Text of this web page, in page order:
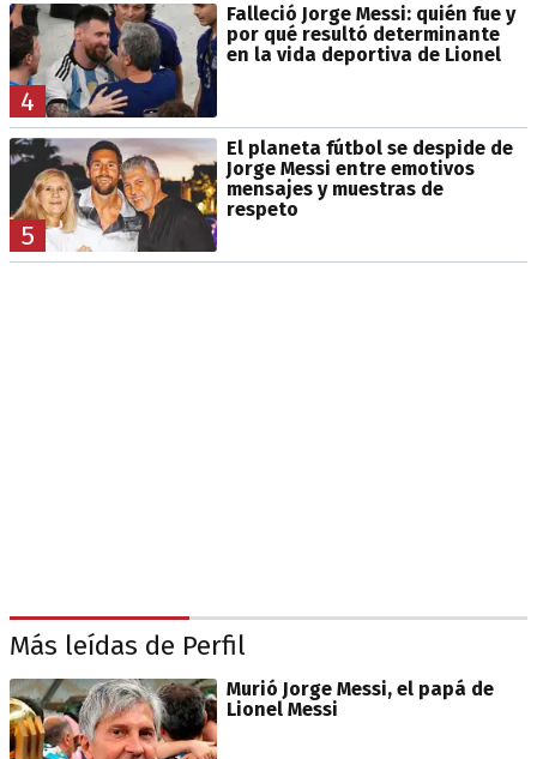
4
Falleció Jorge Messi: quién fue y
por qué resultó determinante
en la vida deportiva de Lionel
5
El planeta fútbol se despide de
Jorge Messi entre emotivos
mensajes y muestras de
respeto
Más leídas de Perfil
Murió Jorge Messi, el papá de
Lionel Messi